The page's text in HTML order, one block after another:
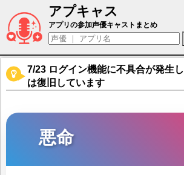
アプキャス
悪命（声優：根津大輔)【
アプリの参加声優キャストまとめ
7/23 ログイン機能に不具合が発生
は復旧しています
悪命